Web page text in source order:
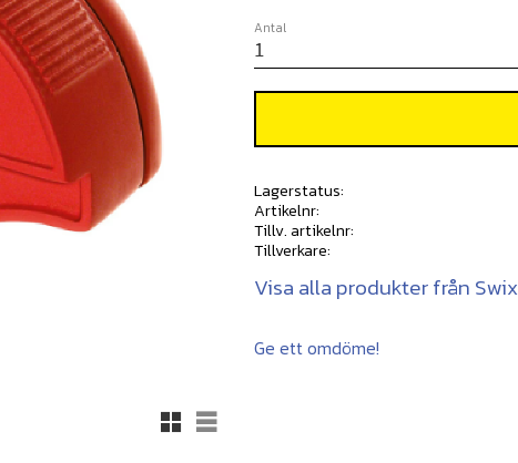
Rutnätsvy
Listvy
Antal
Lagerstatus
Artikelnr
Tillv. artikelnr
Tillverkare
Visa alla produkter från Swix
Ge ett omdöme!